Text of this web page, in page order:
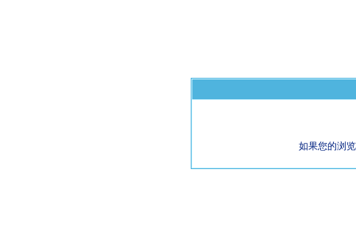
如果您的浏